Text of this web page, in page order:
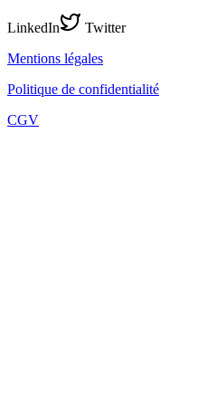
LinkedIn
Twitter
Mentions légales
Politique de confidentialité
CGV